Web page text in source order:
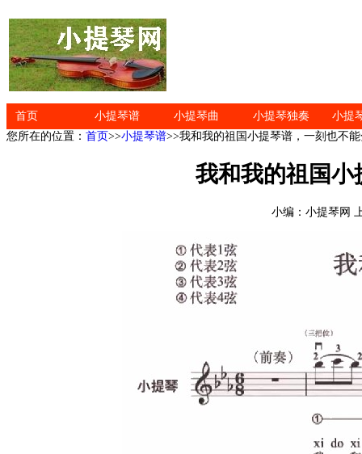
首页 小提琴谱 小提琴曲 小提琴独奏
小提
您所在的位置： 首页>>小提琴谱>>我和我的祖国小提琴谱，一刻也不
我和我的祖国
小编：小提琴网